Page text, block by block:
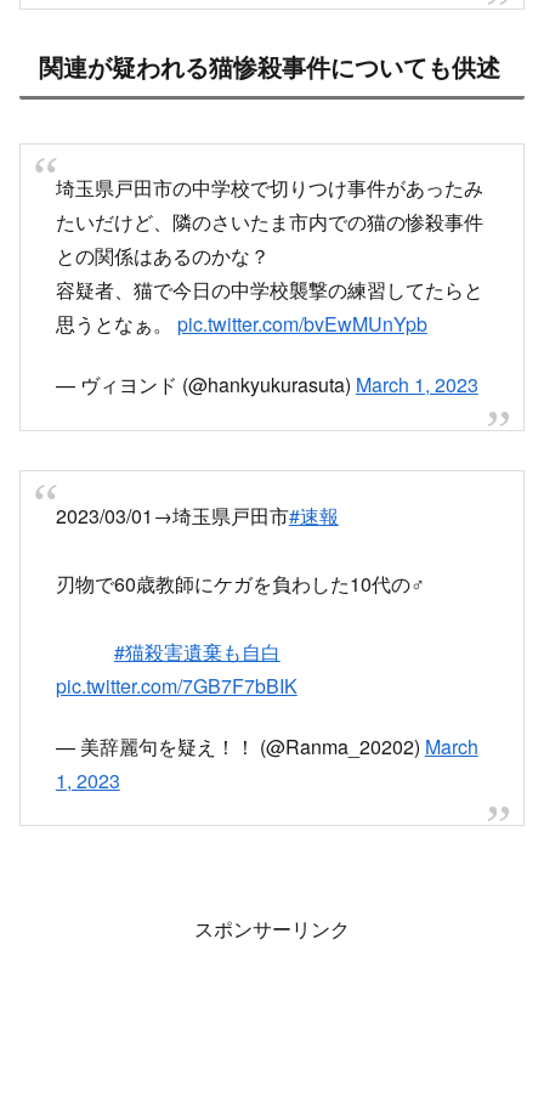
関連が疑われる猫惨殺事件についても供述
埼玉県戸田市の中学校で切りつけ事件があったみ
たいだけど、隣のさいたま市内での猫の惨殺事件
との関係はあるのかな？
容疑者、猫で今日の中学校襲撃の練習してたらと
思うとなぁ。 pic.twitter.com/bvEwMUnYpb
— ヴィヨンド (@hankyukurasuta) March 1, 2023
2023/03/01→埼玉県戸田市#速報
刃物で60歳教師にケガを負わした10代の♂
#猫殺害遺棄も自白
pic.twitter.com/7GB7F7bBIK
— 美辞麗句を疑え！！ (@Ranma_20202) March
1, 2023
スポンサーリンク